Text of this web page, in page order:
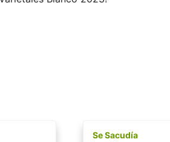
Se Sacudía